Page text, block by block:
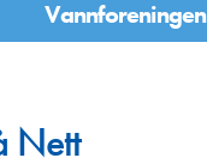
Vannforeningen
Nett